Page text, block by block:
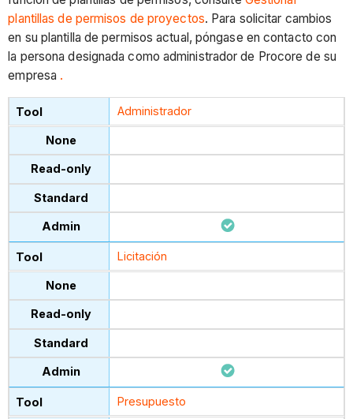
plantillas de permisos de proyectos. Para solicitar cambios
en su plantilla de permisos actual, póngase en contacto con
la persona designada como administrador de Procore de su
empresa .
Administrador
Licitación
Presupuesto